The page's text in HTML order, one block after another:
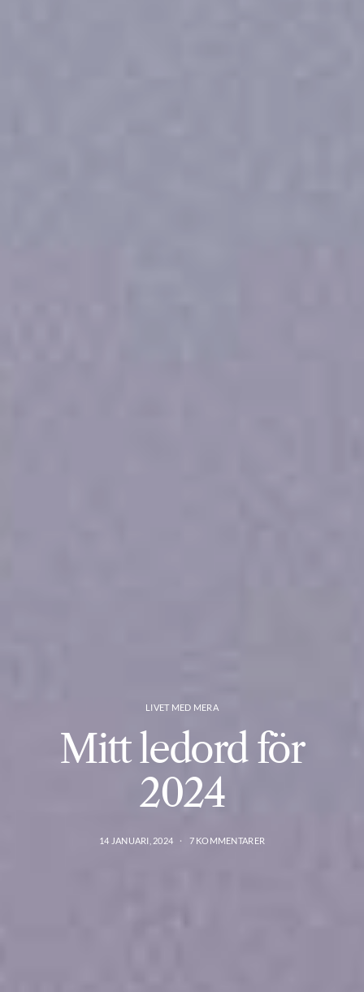
LIVET MED MERA
Mitt ledord för
2024
14 JANUARI, 2024 7 KOMMENTARER